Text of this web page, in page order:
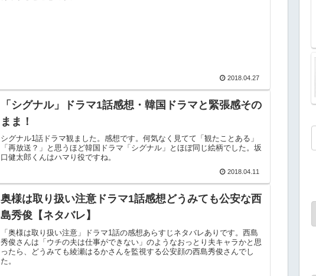
2018.04.27
「シグナル」ドラマ1話感想・韓国ドラマと緊張感その
まま！
シグナル1話ドラマ観ました。感想です。何気なく見てて「観たことある」
「再放送？」と思うほど韓国ドラマ「シグナル」とほぼ同じ絵柄でした。坂
口健太郎くんはハマり役ですね。
2018.04.11
奥様は取り扱い注意ドラマ1話感想どうみても公安な西
島秀俊【ネタバレ】
「奥様は取り扱い注意」ドラマ1話の感想あらすじネタバレありです。西島
秀俊さんは「ウチの夫は仕事ができない」のようなおっとり夫キャラかと思
ったら、どうみても綾瀬はるかさんを監視する公安顔の西島秀俊さんでし
た。